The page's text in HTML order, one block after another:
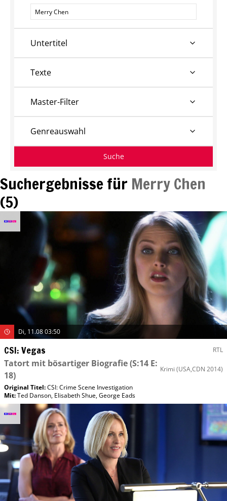
Suchergebnisse für Merry Chen
(5)
Di, 11.08 03:50
CSI: Vegas RTL
Tatort mit bösartiger Biografie(S:14 E:
18)
Krimi (USA,CDN 2014)
Original Titel:CSI: Crime Scene Investigation
Mit:Ted Danson, Elisabeth Shue,George Eads
Personen
Untertitel
Texte
Master-Filter
Genreauswahl
Suche